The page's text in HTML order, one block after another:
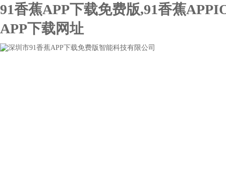
91香蕉APP下载免费版,91香蕉
APP下载网址